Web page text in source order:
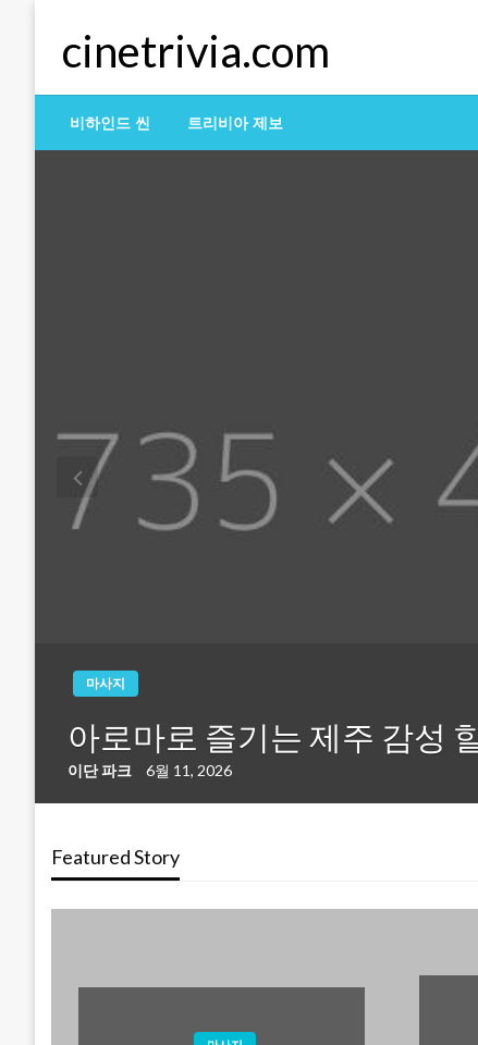
cinetrivia.com
비하인드 씬 트리비아 제보
마사지
아로마로 즐기는 제주 감성
이단 파크 6월 11, 2026
Featured Story